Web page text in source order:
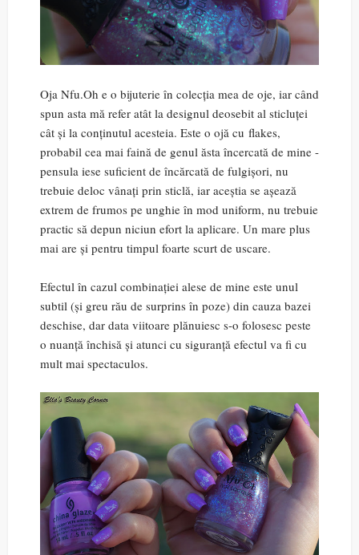
Oja Nfu.Oh e o bijuterie în colecția mea de oje, iar când
spun asta mă refer atât la designul deosebit al sticluței
cât și la conținutul acesteia. Este o ojă cu flakes,
probabil cea mai faină de genul ăsta încercată de mine -
pensula iese suficient de încărcată de fulgișori, nu
trebuie deloc vânați prin sticlă, iar aceștia se așează
extrem de frumos pe unghie în mod uniform, nu trebuie
practic să depun niciun efort la aplicare. Un mare plus
mai are și pentru timpul foarte scurt de uscare.
Efectul în cazul combinației alese de mine este unul
subtil (și greu rău de surprins în poze) din cauza bazei
deschise, dar data viitoare plănuiesc s-o folosesc peste
o nuanță închisă și atunci cu siguranță efectul va fi cu
mult mai spectaculos.